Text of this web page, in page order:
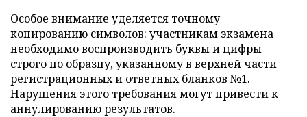
Особое внимание уделяется точному
копированию символов: участникам экзамена
необходимо воспроизводить буквы и цифры
строго по образцу, указанному в верхней части
регистрационных и ответных бланков №1.
Нарушения этого требования могут привести к
аннулированию результатов.